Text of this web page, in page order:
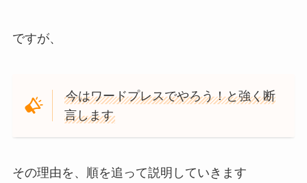
ですが、
今はワードプレスでやろう！と強く断
言します
その理由を、順を追って説明していきます